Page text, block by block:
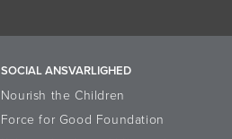
SOCIAL ANSVARLIGHED
Nourish the Children
Force for Good Foundation